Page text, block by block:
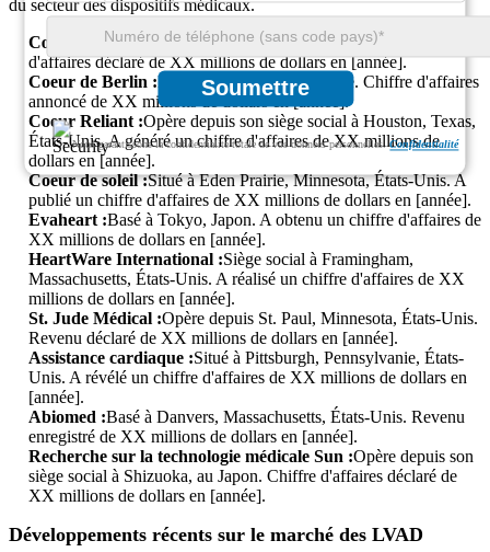
Soumettre
Nous garantissons la confidentialité totale de vos données personnelles.Confidentialité
du secteur des dispositifs médicaux.
Cœur de Jarvik :Siège social à New York, États-Unis. Chiffre
d'affaires déclaré de XX millions de dollars en [année].
Coeur de Berlin :Basé à Berlin, en Allemagne. Chiffre d'affaires
annoncé de XX millions de dollars en [année].
Coeur Reliant :Opère depuis son siège social à Houston, Texas,
États-Unis. A généré un chiffre d'affaires de XX millions de
dollars en [année].
Coeur de soleil :Situé à Eden Prairie, Minnesota, États-Unis. A
publié un chiffre d'affaires de XX millions de dollars en [année].
Evaheart :Basé à Tokyo, Japon. A obtenu un chiffre d'affaires de
XX millions de dollars en [année].
HeartWare International :Siège social à Framingham,
Massachusetts, États-Unis. A réalisé un chiffre d'affaires de XX
millions de dollars en [année].
St. Jude Médical :Opère depuis St. Paul, Minnesota, États-Unis.
Revenu déclaré de XX millions de dollars en [année].
Assistance cardiaque :Situé à Pittsburgh, Pennsylvanie, États-
Unis. A révélé un chiffre d'affaires de XX millions de dollars en
[année].
Abiomed :Basé à Danvers, Massachusetts, États-Unis. Revenu
enregistré de XX millions de dollars en [année].
Recherche sur la technologie médicale Sun :Opère depuis son
siège social à Shizuoka, au Japon. Chiffre d'affaires déclaré de
XX millions de dollars en [année].
Développements récents sur le marché des LVAD